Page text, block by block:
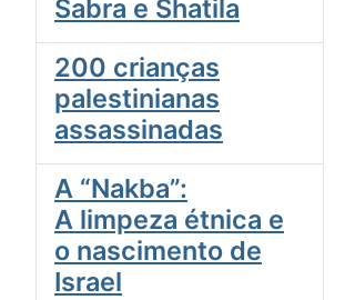
Sabra e Shatila
200 crianças
palestinianas
assassinadas
A “Nakba”:
A limpeza étnica e
o nascimento de
Israel